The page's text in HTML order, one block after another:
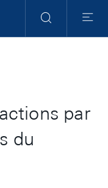
Navigation
RechercheMenu
par
du